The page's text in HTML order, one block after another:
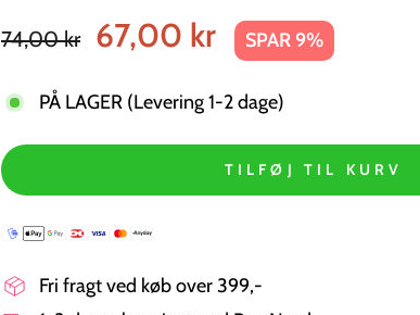
pris
74,00 kr
Tilbudspris
67,00 kr SPAR 9%
PÅ LAGER (Levering 1-2 dage)
TILFØJ TIL KURV
Fri fragt ved køb over 399,-